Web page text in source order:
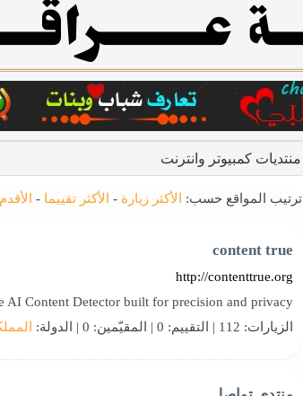
منتديات كمبيوتر وانترنت
ترتيب المواقع حسب: الأكثر زيارة - الأكثر تقييما - الأقدم
content true
http://contenttrue.org
AI Content Detector built for precision and privacy.
الزيارات: 112 | التقييم: 0 | المقيّمين: 0 | الدولة: